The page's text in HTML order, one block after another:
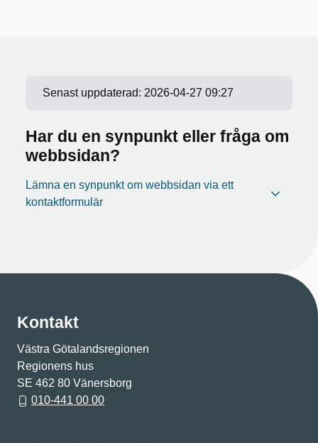
Senast uppdaterad: 2026-04-27 09:27
Har du en synpunkt eller fråga om
webbsidan?
Lämna en synpunkt om webbsidan via ett
kontaktformulär
Kontakt
Västra Götalandsregionen
Regionens hus
SE 462 80 Vänersborg
010-441 00 00